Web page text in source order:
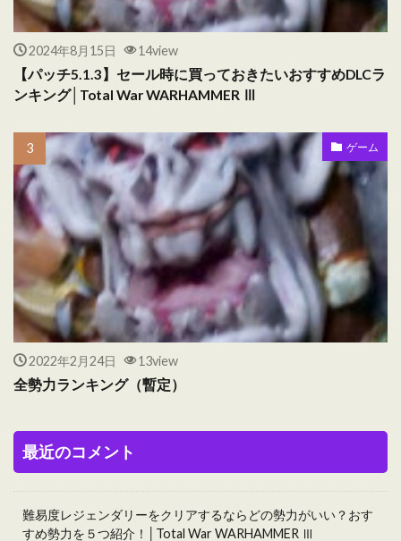
2024年8月15日 14view
【パッチ5.1.3】セール時に買っておきたいおすすめDLCラ
ンキング│Total War WARHAMMER Ⅲ
ゲーム
2022年2月24日 13view
全勢力ランキング（暫定）
最近のコメント
難易度レジェンダリーをクリアするならどの勢力がいい？おす
すめ勢力を５つ紹介！│Total War WARHAMMER Ⅲ